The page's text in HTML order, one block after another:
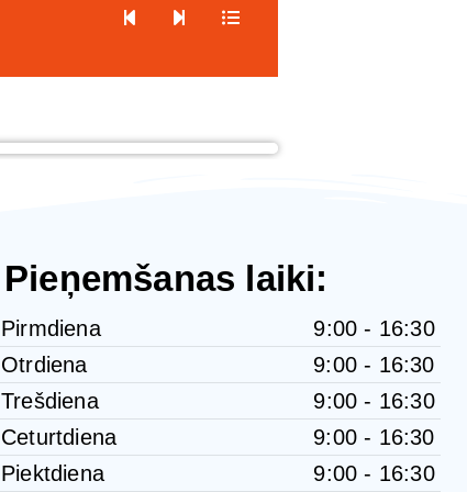
Pieņemšanas laiki:
Pirmdiena
9:00 - 16:30
Otrdiena
9:00 - 16:30
Trešdiena
9:00 - 16:30
Ceturtdiena
9:00 - 16:30
Piektdiena
9:00 - 16:30